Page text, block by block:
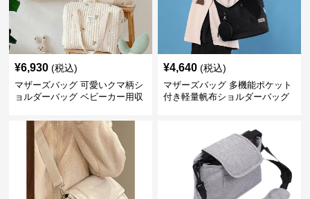
¥6,930 (税込)
マザーズバッグ 可愛いクマ柄シ
ョルダーバッグ ベビーカー用収
¥4,640 (税込)
マザーズバッグ 多機能ポケット
付き軽量帆布ショルダーバッグ